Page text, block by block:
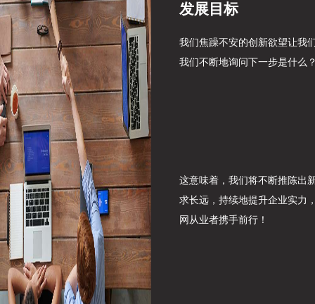
发展目标
我们焦躁不安的创新欲望让我
我们不断地询问下一步是什么
这意味着，我们将不断推陈出
求长远，持续地提升企业实力
网从业者携手前行！